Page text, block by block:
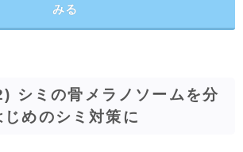
みる
シミの骨メラノソームを分
めのシミ対策に